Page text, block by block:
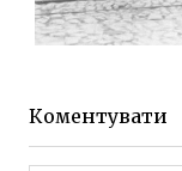
ЖИТОМИР
Коментувати